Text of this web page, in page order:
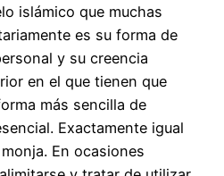
islámico que muchas
es su forma de
y su creencia
en el que tienen que
más sencilla de
Exactamente igual
En ocasiones